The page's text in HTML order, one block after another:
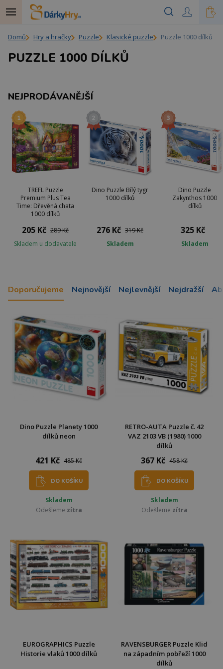
Domů Hry a hračky Puzzle Klasické puzzle Puzzle 1000 dílků
PUZZLE 1000 DÍLKŮ
NEJPRODÁVANĚJŠÍ
TREFL Puzzle
Premium Plus Tea
Time: Dřevěná chata
1000 dílků
205 Kč 289 Kč
Skladem u dodavatele
Dino Puzzle Bílý tygr
1000 dílků
276 Kč 319 Kč
Skladem
Dino Puzzle
Zakynthos 1000
dílků
325 Kč
Skladem
Doporučujeme Nejnovější Nejlevnější Nejdražší
Dino Puzzle Planety 1000
dílků neon
421 Kč 485 Kč
DO KOŠÍKU
Skladem
Odešleme zítra
RETRO-AUTA Puzzle č. 42
VAZ 2103 VB (1980) 1000
dílků
367 Kč 458 Kč
DO KOŠÍKU
Skladem
Odešleme zítra
EUROGRAPHICS Puzzle
Historie vlaků 1000 dílků
RAVENSBURGER Puzzle Klid
na západním pobřeží 1000
dílků